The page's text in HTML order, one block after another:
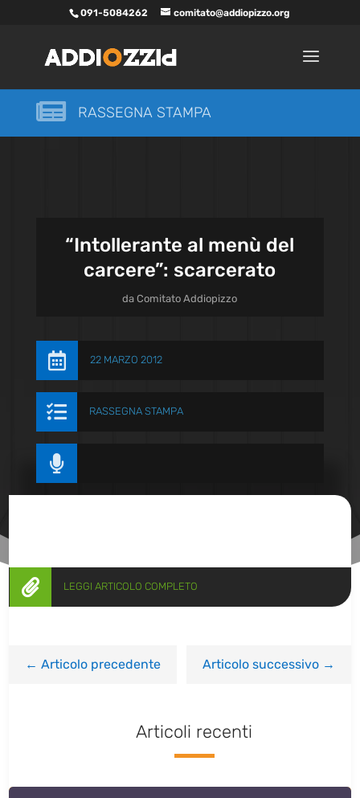
091-5084262 comitato@addiopizzo.org
 RASSEGNA STAMPA
“Intollerante al menù del
carcere”: scarcerato
daComitato Addiopizzo
 22 MARZO 2012
 RASSEGNA STAMPA

 LEGGI ARTICOLO COMPLETO
←Articolo precedente Articolo successivo→
Articoli recenti